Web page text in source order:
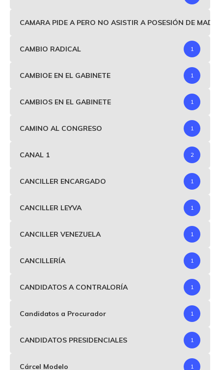
CAMARA PIDE A PERO NO ASISTIR A POSESIÓN DE
CAMBIO RADICAL 1
CAMBIOE EN EL GABINETE 1
CAMBIOS EN EL GABINETE 1
CAMINO AL CONGRESO 1
CANAL 1 2
CANCILLER ENCARGADO 1
CANCILLER LEYVA 1
CANCILLER VENEZUELA 1
CANCILLERÍA 1
CANDIDATOS A CONTRALORÍA 1
Candidatos a Procurador 1
CANDIDATOS PRESIDENCIALES 1
Cárcel Modelo 1